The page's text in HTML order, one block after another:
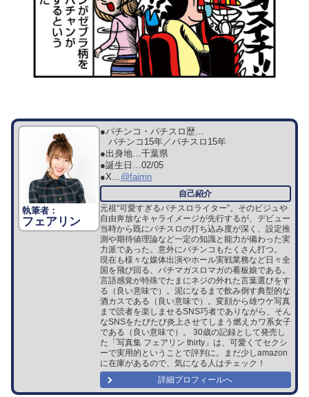
フェアリン
●パチンコ・パチスロ歴…
パチンコ15年／パチスロ15年
●出身地…千葉県
●誕生日…02/05
●X…@fairrin
元祖“可愛すぎるパチスロライター”。そのビジュや
自由奔放なキャライメージが先行するが、デビュー
当時から既にパチスロの打ち込み度が深く、設定推
測や期待値理論など一定の知識と能力が備わった実
力派であった。意外にパチンコもたくさん打つ。
現在も様々な媒体出演やホール実戦業務など日々全
国を飛び回る、パチマガスロマガの看板娘である。
言語感覚が特殊でたまにネジの外れた言葉選びをす
る（良い意味で）。泥になるまで飲み倒す典型的な
酒カスである（良い意味で）。変顔から雄ウケ写真
まで読者を楽しませるSNS巧者でありながら、そん
なSNSをたびたび炎上させてしまう燃えカワ系女子
である（良い意味で）。 30歳の記録として発売し
た「写真集 フェアリン thirty」は、可愛くてセクシ
ーで実用的ということで評判に。まだ少しamazon
に在庫があるので、気になる人はチェック！
詳細プロフィールへ